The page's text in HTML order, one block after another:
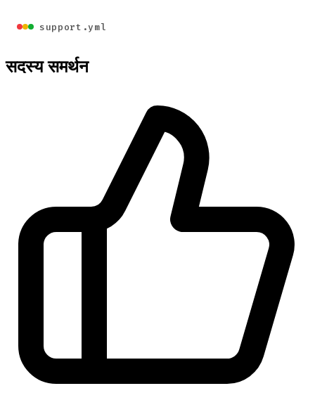
support.yml
सदस्य समर्थन